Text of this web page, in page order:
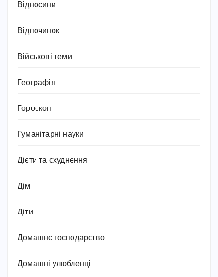
Відносини
Відпочинок
Військові теми
Географія
Гороскоп
Гуманітарні науки
Дієти та схуднення
Дім
Діти
Домашнє господарство
Домашні улюбленці